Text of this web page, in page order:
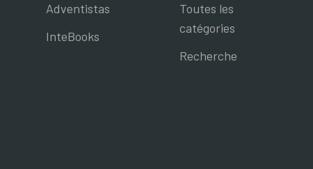
Adventistas
InteBooks
Toutes les
catégories
Recherche